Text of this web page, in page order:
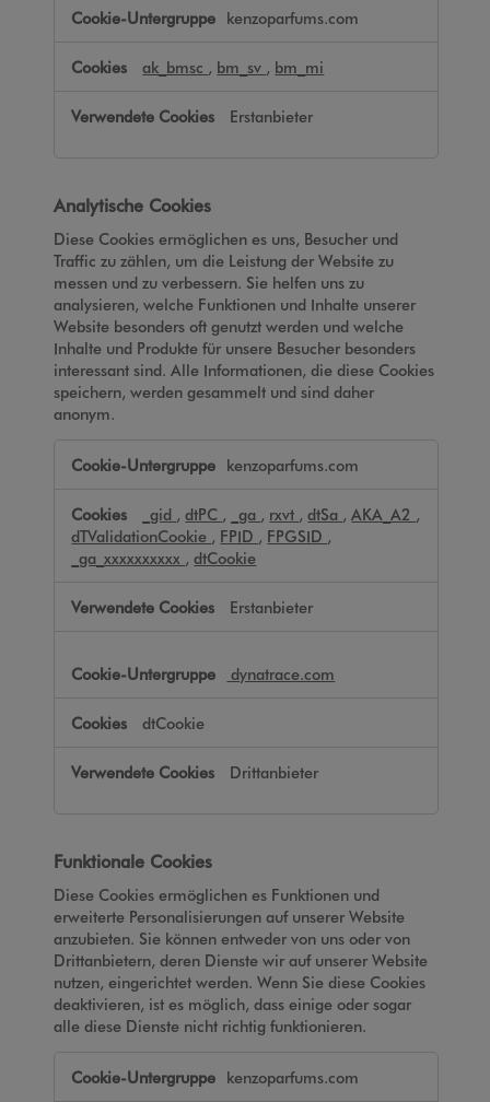
kenzoparfums.com
ak_bmsc , bm_sv , bm_mi
Erstanbieter
Analytische Cookies
Diese Cookies ermöglichen es uns, Besucher und
Traffic zu zählen, um die Leistung der Website zu
messen und zu verbessern. Sie helfen uns zu
analysieren, welche Funktionen und Inhalte unserer
Website besonders oft genutzt werden und welche
Inhalte und Produkte für unsere Besucher besonders
interessant sind. Alle Informationen, die diese Cookies
speichern, werden gesammelt und sind daher
anonym.
Cookies
kenzoparfums.com
_gid ,dtPC , _ga , rxvt ,dtSa ,AKA_A2 ,
dTValidationCookie , FPID , FPGSID ,
_ga_xxxxxxxxxx ,dtCookie
Erstanbieter
dynatrace.com
dtCookie
Drittanbieter
Funktionale Cookies
Diese Cookies ermöglichen es Funktionen und
erweiterte Personalisierungen auf unserer Website
anzubieten. Sie können entweder von uns oder von
Drittanbietern, deren Dienste wir auf unserer Website
nutzen, eingerichtet werden. Wenn Sie diese Cookies
deaktivieren, ist es möglich, dass einige oder sogar
alle diese Dienste nicht richtig funktionieren.
Cookies
kenzoparfums.com